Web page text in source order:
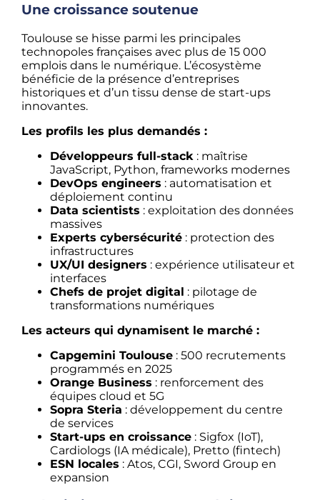
Une croissance soutenue
Toulouse se hisse parmi les principales
technopoles françaises avec plus de 15 000
emplois dans le numérique. L’écosystème
bénéficie de la présence d’entreprises
historiques et d’un tissu dense de start-ups
innovantes.
Les profils les plus demandés :
Développeurs full-stack : maîtrise
JavaScript, Python, frameworks modernes
DevOps engineers : automatisation et
déploiement continu
Data scientists : exploitation des données
massives
Experts cybersécurité: protection des
infrastructures
UX/UI designers : expérience utilisateur et
interfaces
Chefs de projet digital : pilotage de
transformations numériques
Les acteurs qui dynamisent le marché :
Capgemini Toulouse: 500 recrutements
programmés en 2025
Orange Business : renforcement des
équipes cloud et 5G
Sopra Steria : développement du centre
de services
Start-ups en croissance: Sigfox (IoT),
Cardiologs (IA médicale), Pretto (fintech)
ESN locales : Atos, CGI, Sword Group en
expansion